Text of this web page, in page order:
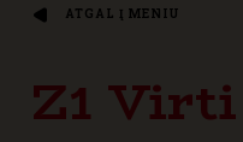
ATGAL Į MENIU
Z1